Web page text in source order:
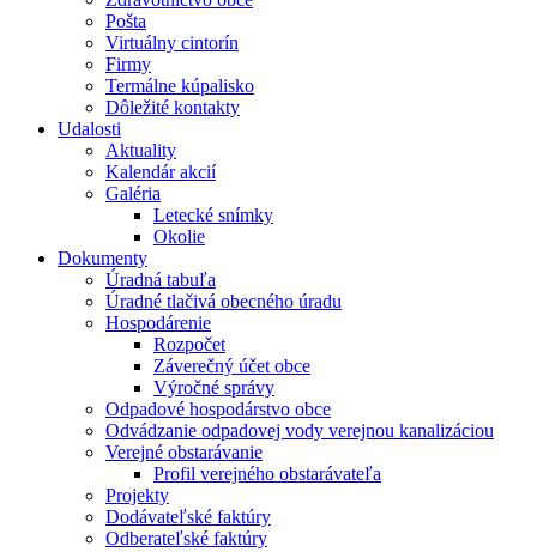
Pošta
Virtuálny cintorín
Firmy
Termálne kúpalisko
Dôležité kontakty
Udalosti
Aktuality
Kalendár akcií
Galéria
Letecké snímky
Okolie
Dokumenty
Úradná tabuľa
Úradné tlačivá obecného úradu
Hospodárenie
Rozpočet
Záverečný účet obce
Výročné správy
Odpadové hospodárstvo obce
Odvádzanie odpadovej vody verejnou kanalizáciou
Verejné obstarávanie
Profil verejného obstarávateľa
Projekty
Dodávateľské faktúry
Odberateľské faktúry